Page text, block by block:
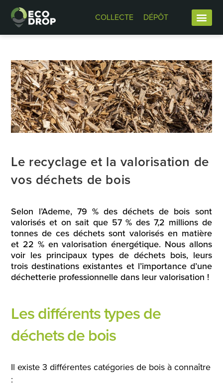
COLLECTE DÉPÔT
Le recyclage et la valorisation de
vos déchets de bois
Selon l’Ademe, 79 % des déchets de bois sont
valorisés et on sait que 57 % des 7,2 millions de
tonnes de ces déchets sont valorisés en matière
et 22 % en valorisation énergétique. Nous allons
voir les principaux types de déchets bois, leurs
trois destinations existantes et l’importance d’une
déchetterie professionnelle dans leur valorisation !
Les différents types de
déchets de bois
Il existe 3 différentes catégories de bois à connaître
: